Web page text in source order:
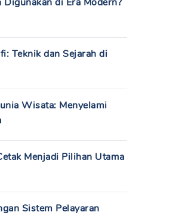
Teknik dan Sejarah di
Wisata: Menyelami
Menjadi Pilihan Utama
Sistem Pelayaran